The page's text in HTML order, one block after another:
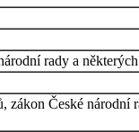
rady a
zákon České národní